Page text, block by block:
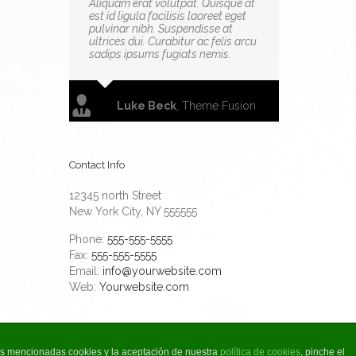
Aliquam erat volutpat. Quisque at
est id ligula facilisis laoreet eget
pulvinar nibh. Suspendisse at
ultrices dui. Curabitur ac felis arcu
sadips ipsums fugiats nemis.
Luke Beck, Theme Fusion
Contact Info
12345 north Street
New York City, NY 555555
Phone: 555-555-5555
Fax: 555-555-5555
Email: info@yourwebsite.com
Web: Yourwebsite.com
mencionadas cookies y la aceptación de nuestra política de cookies, pinche el